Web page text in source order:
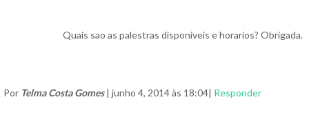
Quais sao as palestras disponiveis e horarios? Obrigada.
Por Telma Costa Gomes| junho 4, 2014 às 18:04| Responder